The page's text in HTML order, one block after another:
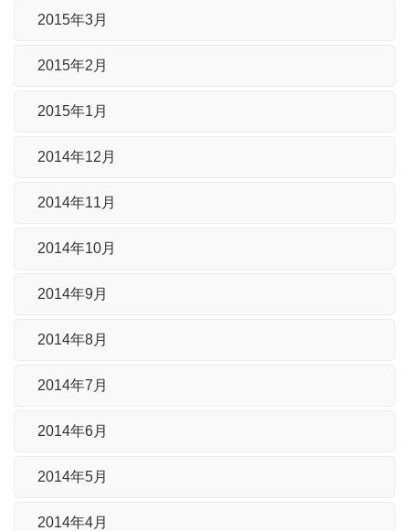
2015年3月
2015年2月
2015年1月
2014年12月
2014年11月
2014年10月
2014年9月
2014年8月
2014年7月
2014年6月
2014年5月
2014年4月